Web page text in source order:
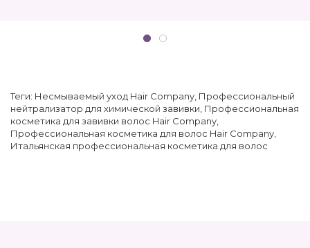
Теги: Несмываемый уход Hair Company Профессиональный
нейтрализатор для химической завивки Профессиональная
косметика для завивки волос Hair Company
Профессиональная косметика для волос Hair Company
Итальянская профессиональная косметика для волос